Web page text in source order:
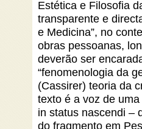
Estética e Filosofia
transparente e
e Medicina”, no
obras pessoanas,
deverão ser
“fenomenologia da
(Cassirer) teoria da
texto é a voz de
in status nascendi –
do fragmento em